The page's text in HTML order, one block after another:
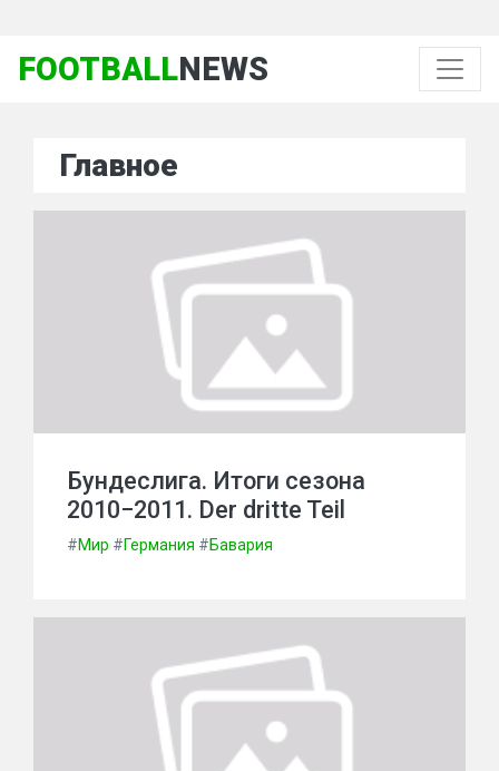
FOOTBALLNEWS
Главное
Бундеслига. Итоги сезона
2010−2011. Der dritte Teil
#Мир #Германия #Бавария